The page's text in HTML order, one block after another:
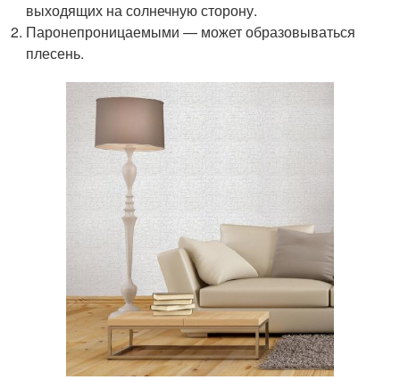
выходящих на солнечную сторону.
Паронепроницаемыми — может образовываться
плесень.